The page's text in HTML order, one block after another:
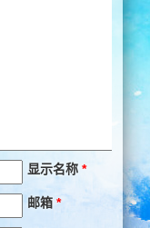
显示名称 *
邮箱 *